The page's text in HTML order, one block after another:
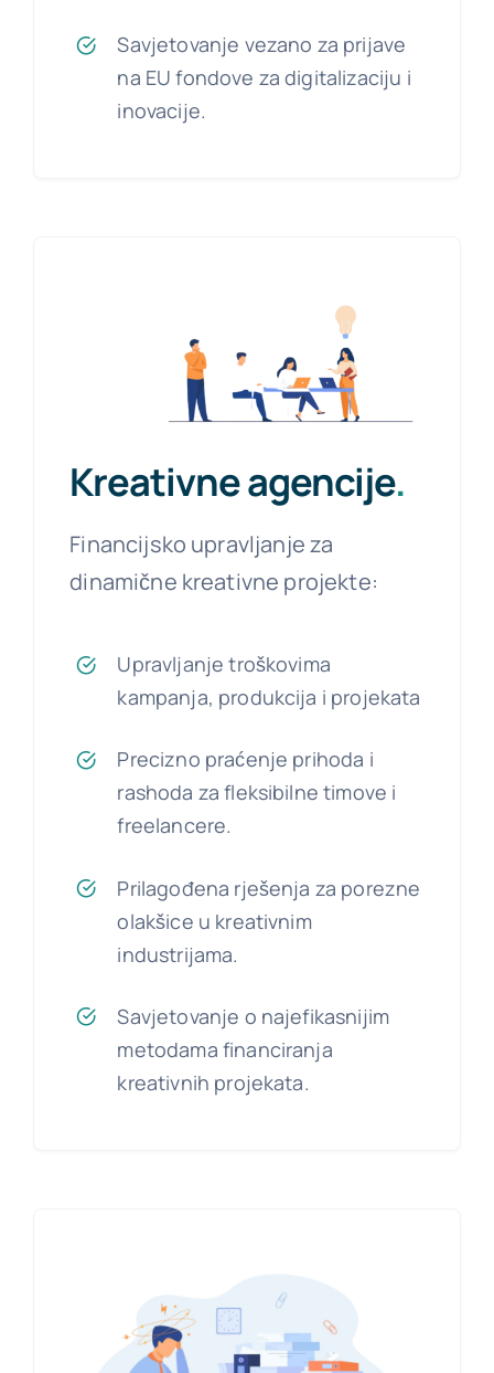
Savjetovanje vezano za prijave
na EU fondove za digitalizaciju i
inovacije.
Kreativne agencije.
Financijsko upravljanje za
dinamične kreativne projekte:
Upravljanje troškovima
kampanja, produkcija i projekata
Precizno praćenje prihoda i
rashoda za fleksibilne timove i
freelancere.
Prilagođena rješenja za porezne
olakšice u kreativnim
industrijama.
Savjetovanje o najefikasnijim
metodama financiranja
kreativnih projekata.